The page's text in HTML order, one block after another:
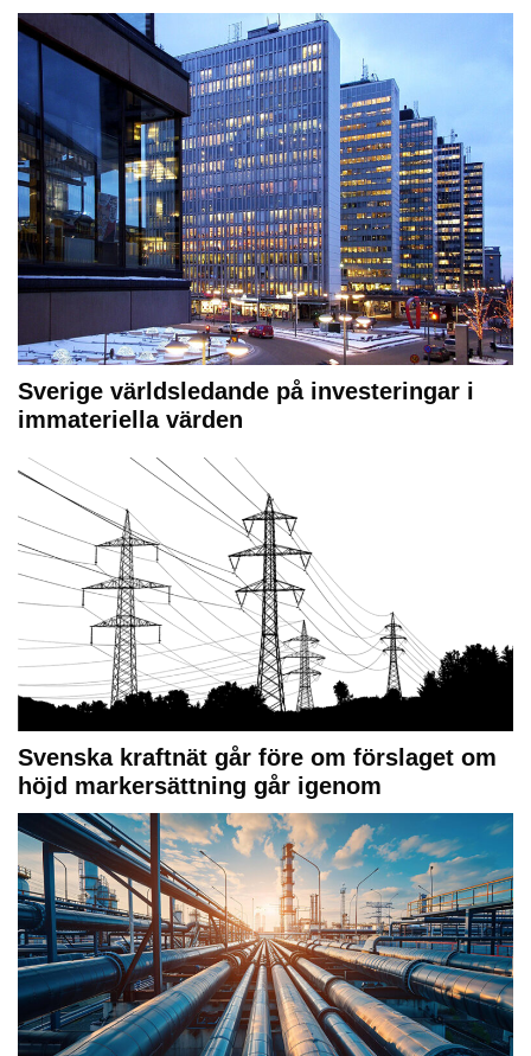
Sverige världsledande på investeringar i
immateriella värden
Svenska kraftnät går före om förslaget om
höjd markersättning går igenom